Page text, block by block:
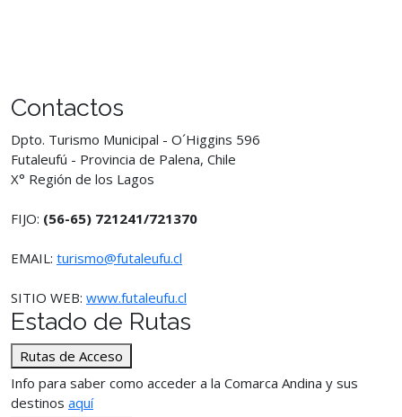
Contactos
Dpto. Turismo Municipal - O´Higgins 596
Futaleufú - Provincia de Palena, Chile
X° Región de los Lagos
FIJO: (56-65) 721241/721370
EMAIL: turismo@futaleufu.cl
SITIO WEB: www.futaleufu.cl
Estado de Rutas
Rutas de Acceso
Info para saber como acceder a la Comarca Andina y sus
destinos aquí